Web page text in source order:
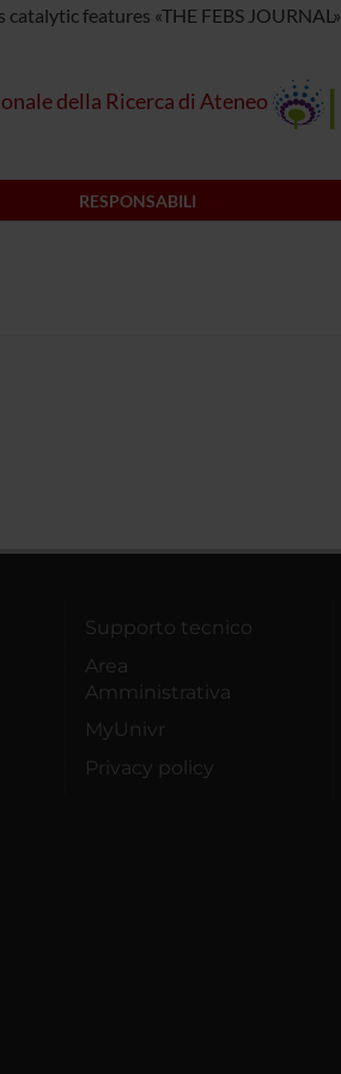
catalytic features «THE FEBS JOURNAL»
della Ricerca di Ateneo
RESPONSABILI
Supporto tecnico
Area
Amministrativa
MyUnivr
Privacy policy